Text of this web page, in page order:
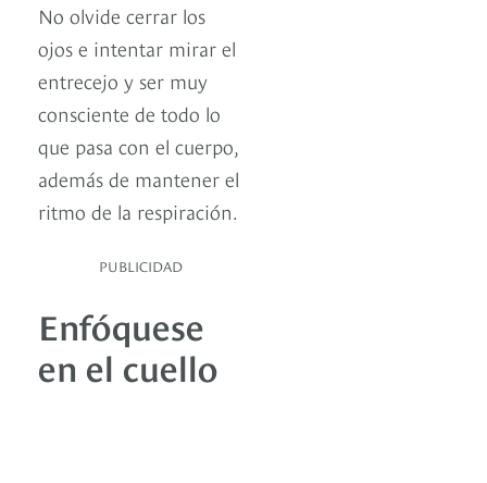
No olvide cerrar los
ojos e intentar mirar el
entrecejo y ser muy
consciente de todo lo
que pasa con el cuerpo,
además de mantener el
ritmo de la respiración.
PUBLICIDAD
Enfóquese
en el cuello